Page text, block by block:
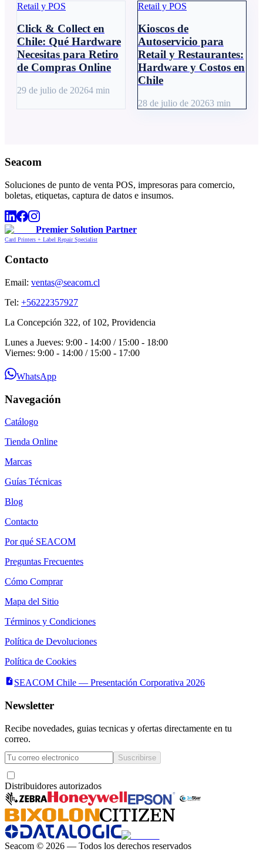
Retail y POS
Click & Collect en
Chile: Qué Hardware
Necesitas para Retiro
de Compras Online
29 de julio de 20264 min
Retail y POS
Kioscos de
Autoservicio para
Retail y Restaurantes:
Hardware y Costos en
Chile
28 de julio de 20263 min
Seacom
Soluciones de punto de venta POS, impresoras para comercio,
boletas, etiquetas, captura de datos e insumos.
Premier Solution Partner
Card Printers + Label Repair Specialist
Contacto
Email: ventas@seacom.cl
Tel: +56222357927
La Concepción 322, of 102, Providencia
Lunes a Jueves: 9:00 - 14:00 / 15:00 - 18:00
Viernes: 9:00 - 14:00 / 15:00 - 17:00
WhatsApp
Navegación
Catálogo
Tienda Online
Marcas
Guías Técnicas
Blog
Contacto
Por qué SEACOM
Preguntas Frecuentes
Cómo Comprar
Mapa del Sitio
Términos y Condiciones
Política de Devoluciones
Política de Cookies
SEACOM Chile — Presentación Corporativa 2026
Newsletter
Recibe novedades, guias tecnicas y ofertas directamente en tu
correo.
Suscribirse
Distribuidores autorizados
Seacom © 2026 — Todos los derechos reservados